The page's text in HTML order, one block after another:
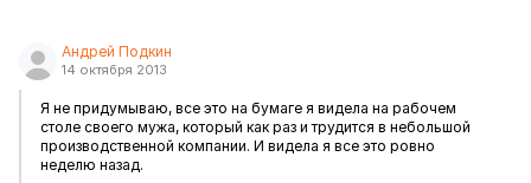
Андрей Подкин
14 октября 2013
Я не придумываю, все это на бумаге я видела на рабочем
столе своего мужа, который как раз и трудится в небольшой
производственной компании. И видела я все это ровно
неделю назад.